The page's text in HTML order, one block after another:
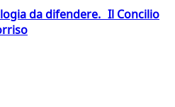
da difendere. Il Concilio